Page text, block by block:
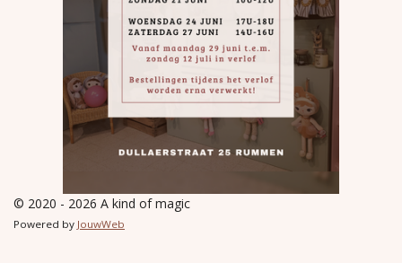
© 2020 - 2026 A kind of magic
Powered by JouwWeb